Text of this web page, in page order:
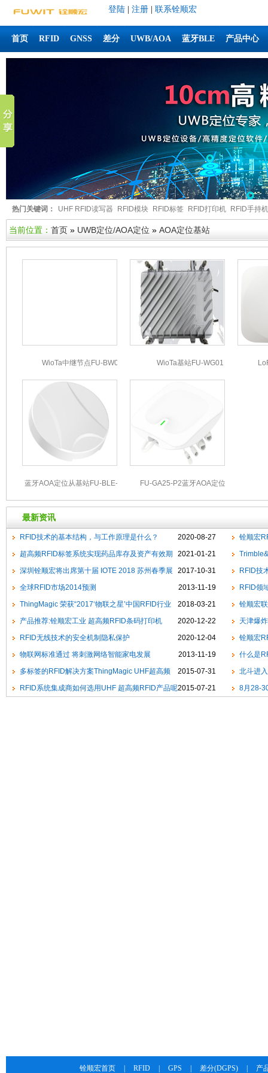
登陆 注册 联系铨顺宏
首页 RFID GNSS 差分 UWB/AOA 蓝牙BLE 产品中心
热门关键词： UHF RFID读写器 RFID模块 RFID标签 RFID打印机 RFID手持机
当前位置： 首页 » UWB定位/AOA定位 » AOA定位基站
WioTa中继节点FU-BW03 WioTa基站FU-WG01
蓝牙AOA定位从基站FU-BLE-B20P1 FU-GA25-P2蓝牙AOA定位基站
最新资讯
2020-08-27
RFID技术的基本结构，与工作原理是什么？
铨顺宏
智能称重
2021-01-21
超高频RFID标签系统实现药品库存及资产有效期
限管理
乐、开工
2017-10-31
深圳铨顺宏将出席第十届 IOTE 2018 苏州春季展
RFID技
2013-11-19
全球RFID市场2014预测
RFID领
别
2018-03-21
ThingMagic 荣获“2017‘物联之星’中国RFID行业
最有影响力国际品牌”
铨顺宏
合作研讨
2020-12-22
产品推荐:铨顺宏工业 超高频RFID条码打印机
天津爆
2020-12-04
RFID无线技术的安全机制隐私保护
铨顺宏
什么作用
2013-11-19
物联网标准通过 将刺激网络智能家电发展
什么是
2015-07-31
多标签的RFID解决方案ThingMagic UHF超高频
RFID模组
北斗进
2015-07-21
RFID系统集成商如何选用UHF 超高频RFID产品呢
8月28-
铨顺宏首页 RFID GPS 差分(DGPS) 产